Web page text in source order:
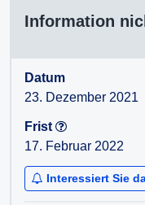
Information
Datum
23. Dezember 2021
Frist
17. Februar 2022
Interessiert Sie